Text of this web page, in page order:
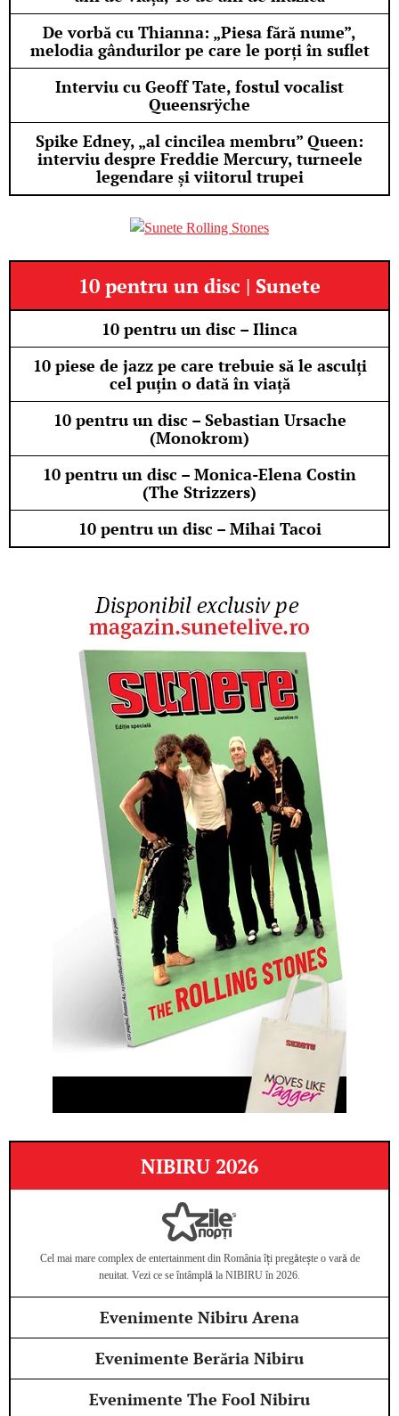
De vorbă cu Thianna: „Piesa fără nume”,
melodia gândurilor pe care le porți în suflet
Interviu cu Geoff Tate, fostul vocalist
Queensrÿche
Spike Edney, „al cincilea membru” Queen:
interviu despre Freddie Mercury, turneele
legendare și viitorul trupei
10 pentru un disc | Sunete
10 pentru un disc – Ilinca
10 piese de jazz pe care trebuie să le asculți
cel puțin o dată în viață
10 pentru un disc – Sebastian Ursache
(Monokrom)
10 pentru un disc – Monica-Elena Costin
(The Strizzers)
10 pentru un disc – Mihai Tacoi
NIBIRU 2026
Cel mai mare complex de entertainment din România îți pregătește o vară de
neuitat. Vezi ce se întâmplă la NIBIRU în 2026.
Evenimente Nibiru Arena
Evenimente Berăria Nibiru
Evenimente The Fool Nibiru